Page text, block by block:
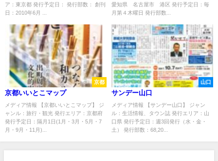
ア：東京都 発行予定日： 発行部数： 創刊
日：2010年6月 ...
愛知県 名古屋市 港区 発行予定日：毎
月第４木曜日 発行部数...
京都
京都いいとこマップ
メディア情報 【京都いいとこマップ】 ジ
ャンル：旅行・観光 発行エリア：京都府
発行予定日：隔月1日(1月・3月・5月・7
月・9月・11月)...
山口
サンデー山口
メディア情報 【サンデー山口】 ジャン
ル：生活情報、タウン誌 発行エリア：山
口県 発行予定日：週3回発行（水・金・
土） 発行部数：68,20...